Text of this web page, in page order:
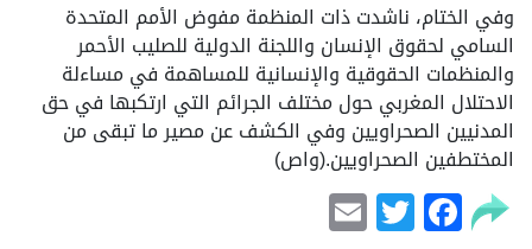
وفي الختام، ناشدت ذات المنظمة مفوض الأمم المتحدة
السامي لحقوق الإنسان واللجنة الدولية للصليب الأحمر
والمنظمات الحقوقية والإنسانية للمساهمة في مساءلة
الاحتلال المغربي حول مختلف الجرائم التي ارتكبها في حق
المدنيين الصحراويين وفي الكشف عن مصير ما تبقى من
المختطفين الصحراويين.(واص)
Facebook
Twitter